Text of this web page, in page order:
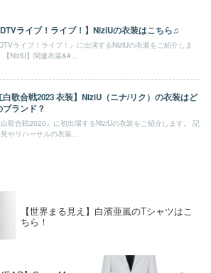
ライブ！ライブ！】NiziUの衣装はこちら♫
ライブ！ライブ！』に出演するNiziUの衣装をご紹介しま
【NiziU】関連衣装&#...
白歌合戦2023 衣装】NiziU（ニナ/リク）の衣装はど
ブランド？
白歌合戦2020』に初出場するNiziUの衣装をご紹介します。 記
やリハーサルの衣装...
【世界まる見え】白濱亜嵐のTシャツはこ
ちら！